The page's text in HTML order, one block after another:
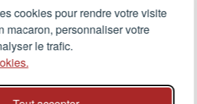
cookies pour rendre votre visite
macaron, personnaliser votre
le trafic.